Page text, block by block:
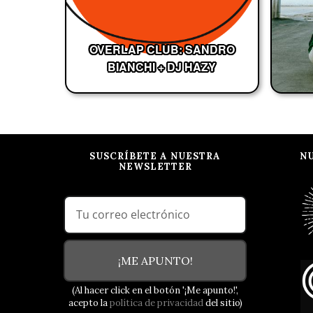
OVERLAP CLUB: SANDRO
BIANCHI + DJ HAZY
SUSCRÍBETE A NUESTRA
NEWSLETTER
¡ME APUNTO!
(Al hacer click en el botón '¡Me apunto!',
acepto lapolítica de privacidaddel sitio)